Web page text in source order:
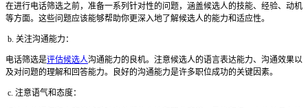
在进行电话筛选之前，准备一系列针对性的问题，涵盖候选人的技能、经验、动机
等方面。这些问题应该能够帮助你更深入地了解候选人的能力和适应性。
b. 关注沟通能力：
电话筛选是评估候选人沟通能力的良机。注意候选人的语言表达能力、沟通效果以
及对问题的理解和回答能力。良好的沟通能力是许多职位成功的关键因素。
c. 注意语气和态度：